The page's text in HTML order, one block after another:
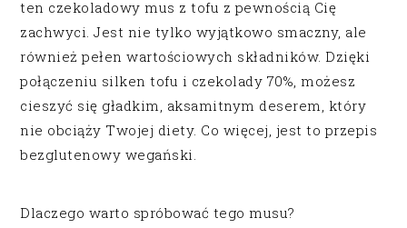
ten czekoladowy mus z tofu z pewnością Cię
zachwyci. Jest nie tylko wyjątkowo smaczny, ale
również pełen wartościowych składników. Dzięki
połączeniu silken tofu i czekolady 70%, możesz
cieszyć się gładkim, aksamitnym deserem, który
nie obciąży Twojej diety. Co więcej, jest to przepis
bezglutenowy wegański.
Dlaczego warto spróbować tego musu?